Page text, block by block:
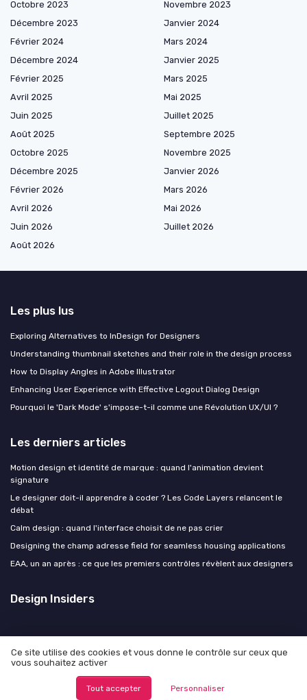
Octobre 2023
Novembre 2023
Décembre 2023
Janvier 2024
Février 2024
Mars 2024
Décembre 2024
Janvier 2025
Février 2025
Mars 2025
Avril 2025
Mai 2025
Juin 2025
Juillet 2025
Août 2025
Septembre 2025
Octobre 2025
Novembre 2025
Décembre 2025
Janvier 2026
Février 2026
Mars 2026
Avril 2026
Mai 2026
Juin 2026
Juillet 2026
Août 2026
Les plus lus
Exploring Alternatives to InDesign for Designers
Understanding thumbnail sketches and their role in the design process
How to Display Angles in Adobe Illustrator
Enhancing User Experience with Effective Logout Dialog Design
Pourquoi le 'Dark Mode' s'impose-t-il comme une Révolution UX/UI ?
Les derniers articles
Motion design et identité de marque : quand l'animation devient
signature
Le designer doit-il apprendre à coder ? Les Code Layers relancent le
débat
Calm design : quand l'interface choisit de ne pas crier
Designing the champ adresse field for seamless housing applications
EAA, un an après : ce que les premiers contrôles révèlent aux designers
Design Insiders
Mentions légales
© Design Insiders 2026
Ce site utilise des cookies et vous donne le contrôle sur ceux que
vous souhaitez activer
Tout accepter Personnaliser